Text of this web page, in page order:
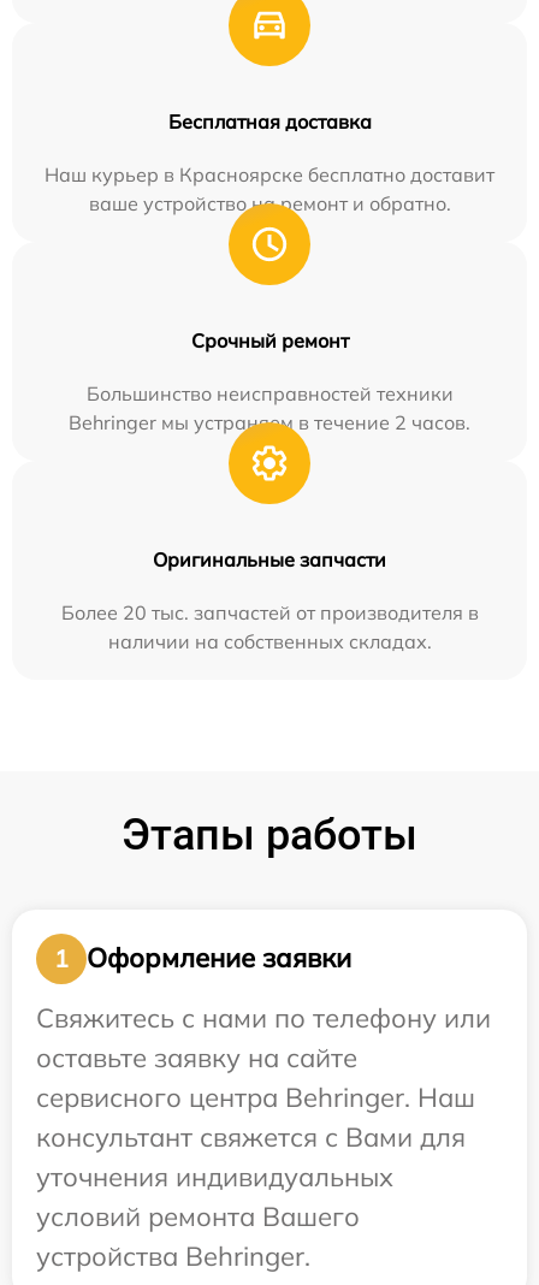
Бесплатная доставка
Наш курьер в Красноярске бесплатно доставит
ваше устройство на ремонт и обратно.
Срочный ремонт
Большинство неисправностей техники
Behringer мы устраняем в течение 2 часов.
Оригинальные запчасти
Более 20 тыс. запчастей от производителя в
наличии на собственных складах.
Этапы работы
1
Оформление заявки
Свяжитесь с нами по телефону или
оставьте заявку на сайте
сервисного центра Behringer. Наш
консультант свяжется с Вами для
уточнения индивидуальных
условий ремонта Вашего
устройства Behringer.